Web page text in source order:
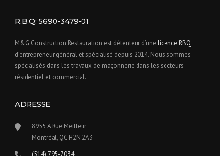
R.B.Q: 5690-3479-01
M&G Construction Restauration est détenteur d’une licence RBQ
d’entrepreneur général et spécialisé depuis 2014. Nous sommes
spécialisés dans les travaux de maçonnerie dans les secteurs
résidentiel et commercial.
ADRESSE
8955 A Rue Meilleur​
Montréal, QC H2N 2A3
(514) 795-7034